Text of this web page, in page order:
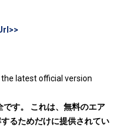
latest official version
す。 これは、無料のエア
るためだけに提供されてい